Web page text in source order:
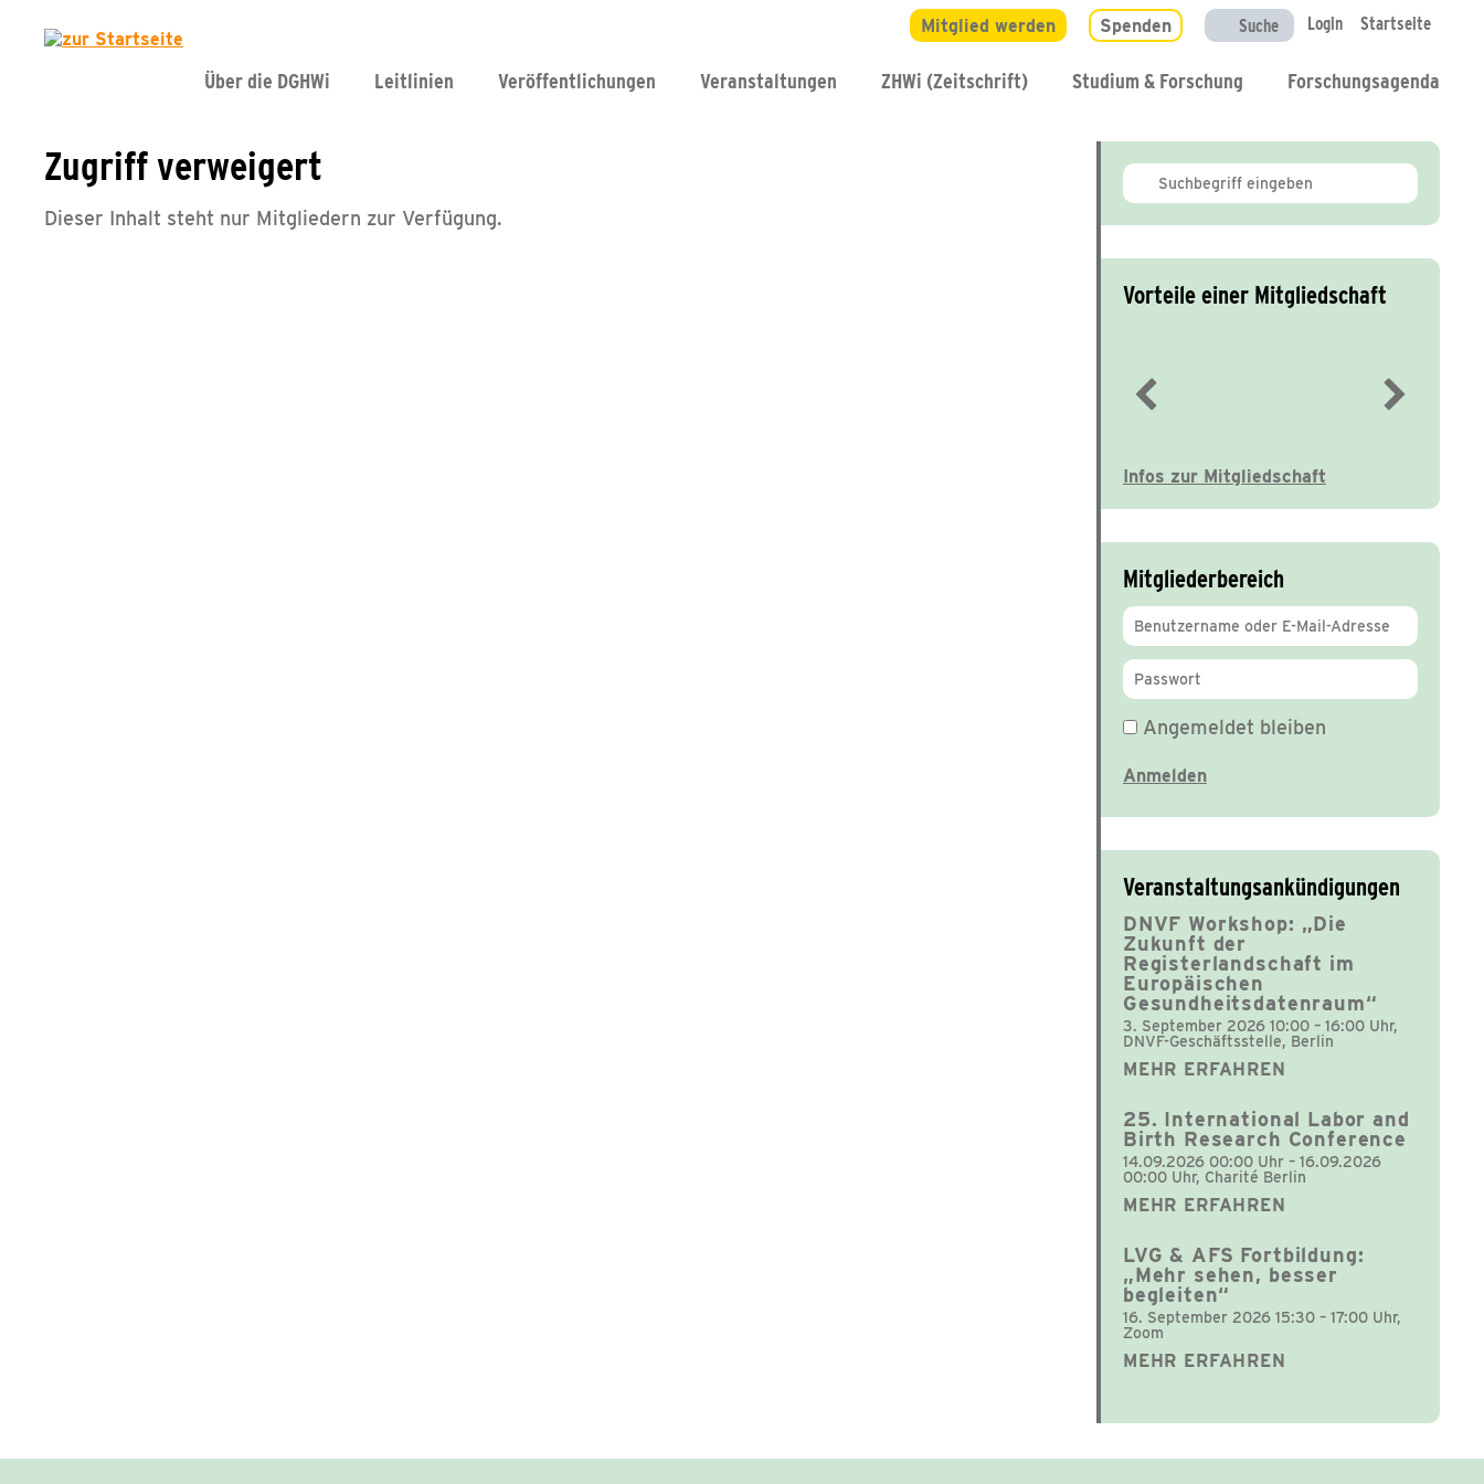
Mitglied werden Spenden Suche Login Startseite
Über die DGHWi Leitlinien Veröffentlichungen Veranstaltungen ZHWi (Zeitschrift) Studium & Forschung Forschungsagenda
Zugriff verweigert
Dieser Inhalt steht nur Mitgliedern zur Verfügung.
Vorteile einer Mitgliedschaft
Infos zur Mitgliedschaft
Mitgliederbereich
Angemeldet bleiben
Veranstaltungsankündigungen
DNVF Workshop: „Die
Zukunft der
Registerlandschaft im
Europäischen
Gesundheitsdatenraum“
3. September 2026 10:00 – 16:00 Uhr,
DNVF-Geschäftsstelle, Berlin
MEHR ERFAHREN
25. International Labor and
Birth Research Conference
14.09.2026 00:00 Uhr – 16.09.2026
00:00 Uhr, Charité Berlin
MEHR ERFAHREN
LVG & AFS Fortbildung:
„Mehr sehen, besser
begleiten“
16. September 2026 15:30 – 17:00 Uhr,
Zoom
MEHR ERFAHREN